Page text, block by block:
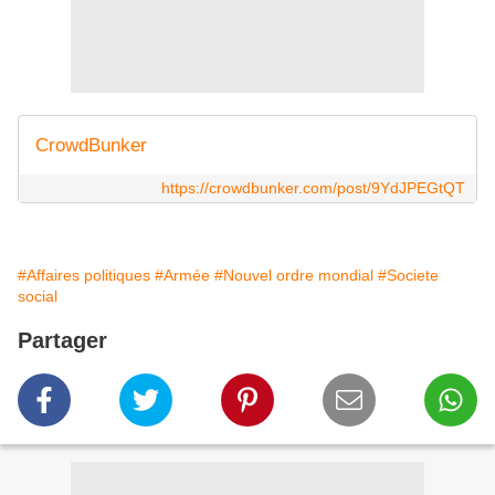
CrowdBunker
https://crowdbunker.com/post/9YdJPEGtQT
#Affaires politiques #Armée #Nouvel ordre mondial #Societe
social
Partager